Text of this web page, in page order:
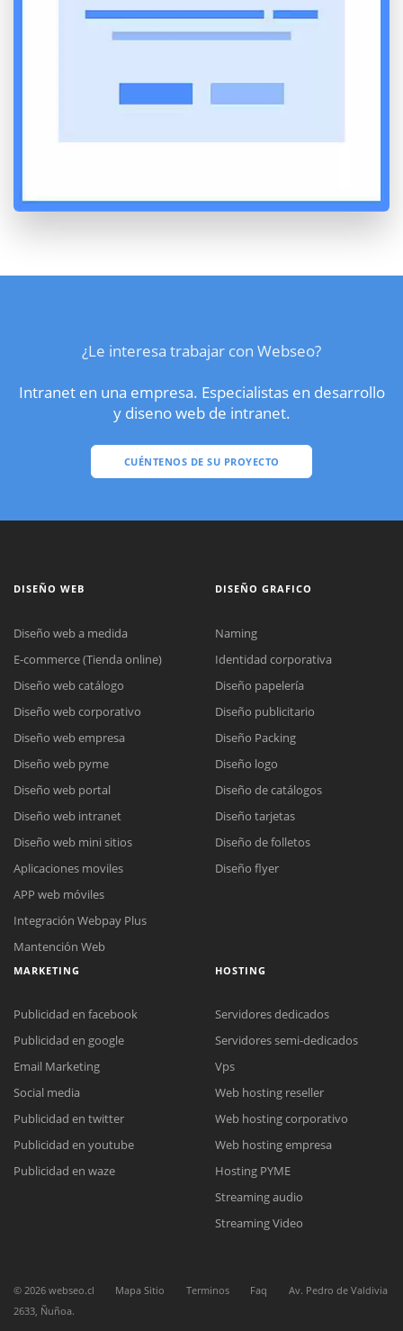
¿Le interesa trabajar con Webseo?
Intranet en una empresa. Especialistas en desarrollo
y diseno web de intranet.
CUÉNTENOS DE SU PROYECTO
Reunión online
Nuestros ejecutivos le enviarán un correo electrónico con el enlace a
Meet para la reunión online.
Cotización
Todos nuestros ejecutivos están fuera de línea. Complete el formulario
DISEÑO WEB
Diseño web a medida
E-commerce (Tienda online)
Diseño web catálogo
Diseño web corporativo
Diseño web empresa
Diseño web pyme
Diseño web portal
Diseño web intranet
Diseño web mini sitios
Aplicaciones moviles
APP web móviles
Integración Webpay Plus
Mantención Web
DISEÑO GRAFICO
Naming
Identidad corporativa
Diseño papelería
Diseño publicitario
Diseño Packing
Diseño logo
Diseño de catálogos
Diseño tarjetas
Diseño de folletos
Diseño flyer
MARKETING
Publicidad en facebook
Publicidad en google
Email Marketing
Social media
Publicidad en twitter
Publicidad en youtube
Publicidad en waze
HOSTING
Servidores dedicados
Servidores semi-dedicados
Vps
Web hosting reseller
Web hosting corporativo
Web hosting empresa
Hosting PYME
Streaming audio
Streaming Video
© 2026 webseo.cl Mapa Sitio Terminos Faq
Av. Pedro de Valdivia
2633, Ñuñoa.